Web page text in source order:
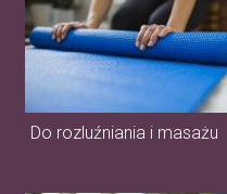
Do rozluźniania i masażu